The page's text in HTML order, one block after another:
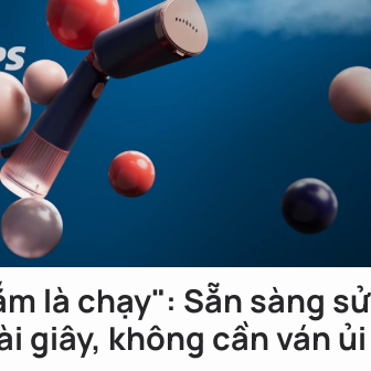
là chạy": Sẵn sàng sử
giây, không cần ván ủi